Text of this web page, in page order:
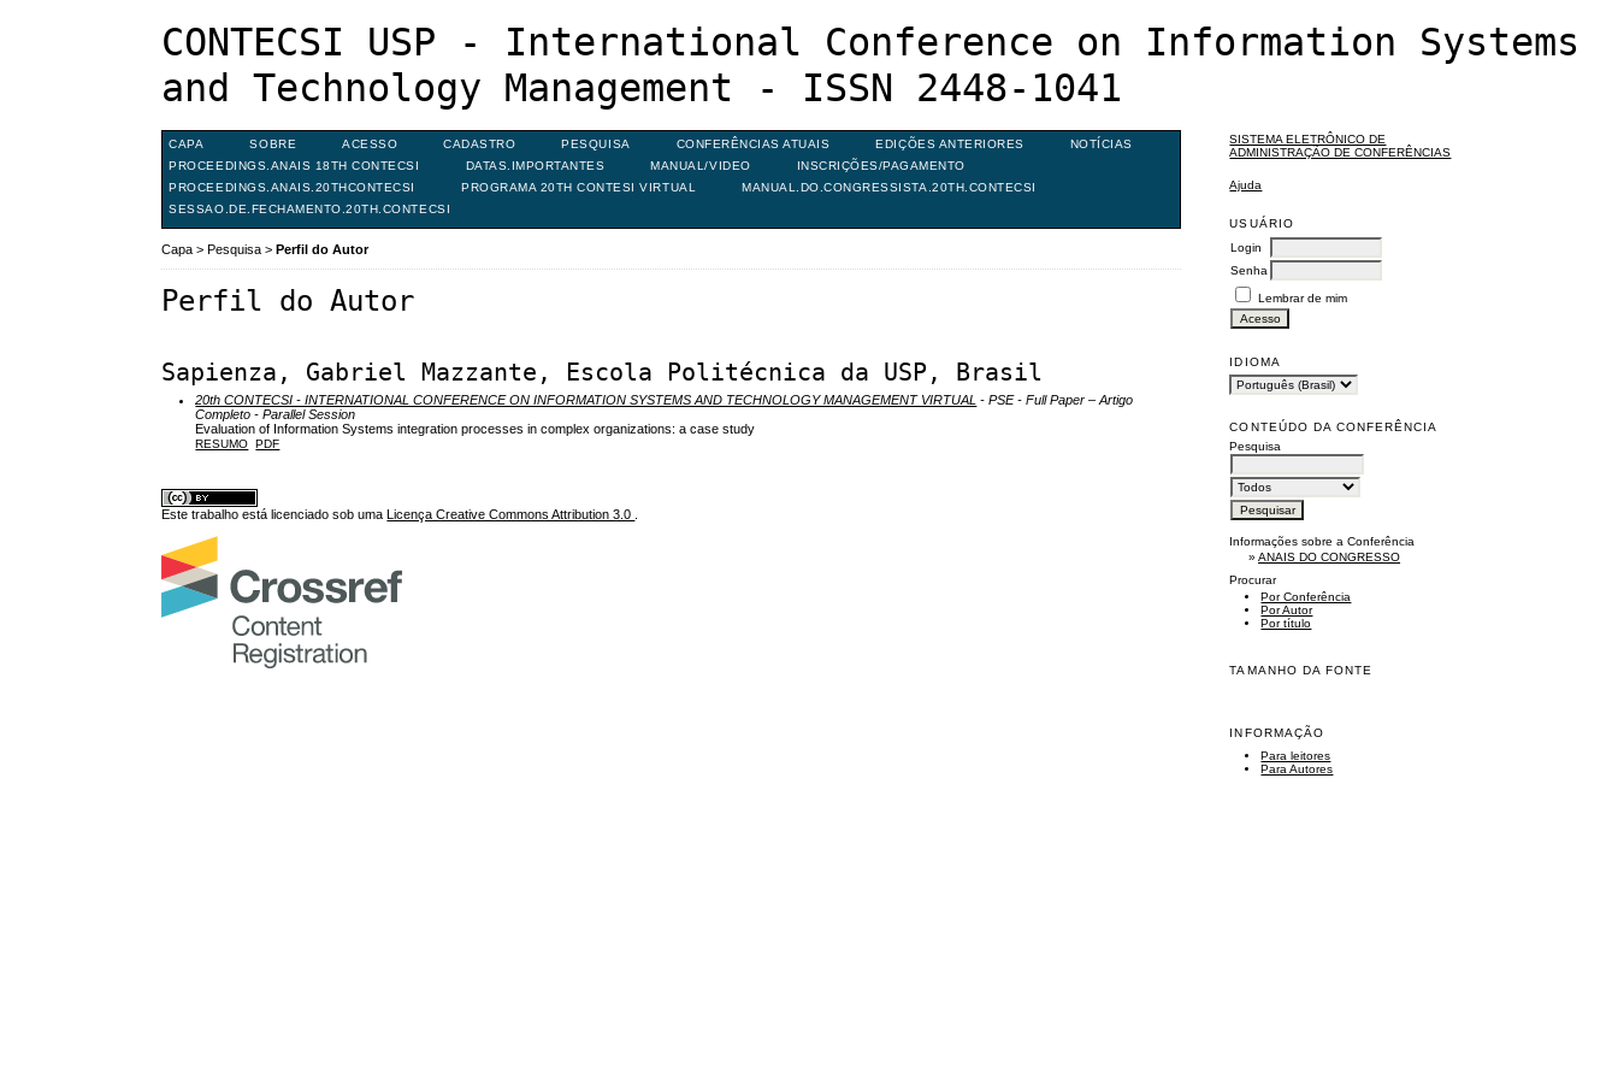
CONTECSI USP - International Conference on Information Systems
and Technology Management - ISSN 2448-1041
SISTEMA ELETRÔNICO DE
ADMINISTRAÇÃO DE CONFERÊNCIAS
Ajuda
USUÁRIO
Login
Senha
Lembrar de mim
IDIOMA
CONTEÚDO DA CONFERÊNCIA
Pesquisa
Informações sobre a Conferência
»ANAIS DO CONGRESSO
Procurar
Por Conferência
Por Autor
Por título
TAMANHO DA FONTE
INFORMAÇÃO
Para leitores
Para Autores
CAPA SOBRE ACESSO CADASTRO PESQUISA CONFERÊNCIAS ATUAIS EDIÇÕES ANTERIORES
NOTÍCIAS
PROCEEDINGS.ANAIS 18TH CONTECSI
DATAS.IMPORTANTES MANUAL/VIDEO
INSCRIÇÕES/PAGAMENTO
PROCEEDINGS.ANAIS.20THCONTECSI
PROGRAMA 20TH CONTESI VIRTUAL
MANUAL.DO.CONGRESSISTA.20TH.CONTECSI
SESSAO.DE.FECHAMENTO.20TH.CONTECSI
Capa >Pesquisa >Perfil do Autor
Perfil do Autor
Sapienza, Gabriel Mazzante, Escola Politécnica da USP, Brasil
20th CONTECSI - INTERNATIONAL CONFERENCE ON INFORMATION SYSTEMS AND TECHNOLOGY MANAGEMENT VIRTUAL - PSE - Full Paper – Artigo
Completo - Parallel Session
Evaluation of Information Systems integration processes in complex organizations: a case study
RESUMO PDF
Este trabalho está licenciado sob uma Licença Creative Commons Attribution 3.0